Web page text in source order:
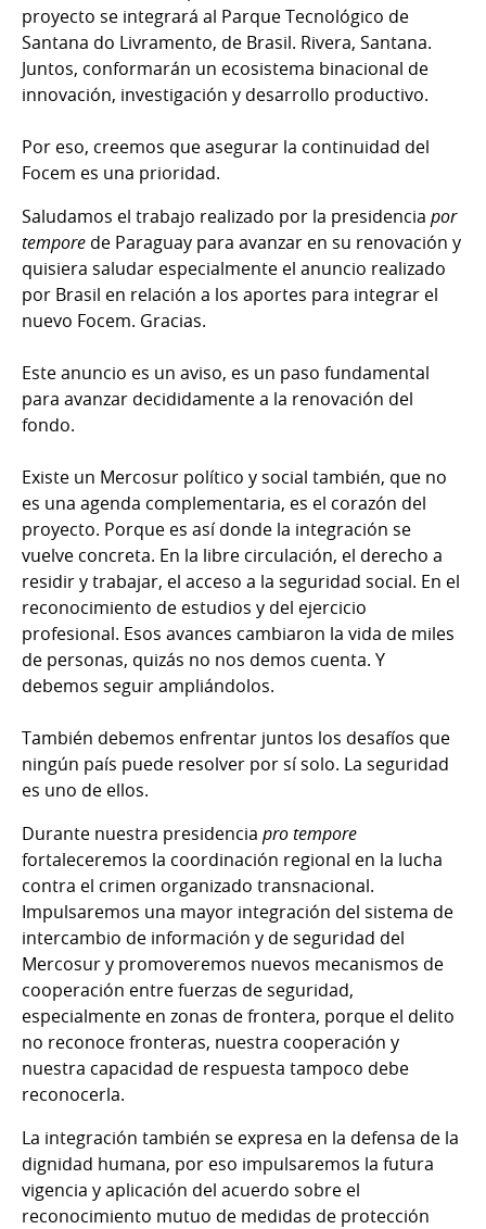
proyecto se integrará al Parque Tecnológico de
Santana do Livramento, de Brasil. Rivera, Santana.
Juntos, conformarán un ecosistema binacional de
innovación, investigación y desarrollo productivo.
Por eso, creemos que asegurar la continuidad del
Focem es una prioridad.
Saludamos el trabajo realizado por la presidencia por
tempore de Paraguay para avanzar en su renovación y
quisiera saludar especialmente el anuncio realizado
por Brasil en relación a los aportes para integrar el
nuevo Focem. Gracias.
Este anuncio es un aviso, es un paso fundamental
para avanzar decididamente a la renovación del
fondo.
Existe un Mercosur político y social también, que no
es una agenda complementaria, es el corazón del
proyecto. Porque es así donde la integración se
vuelve concreta. En la libre circulación, el derecho a
residir y trabajar, el acceso a la seguridad social. En el
reconocimiento de estudios y del ejercicio
profesional. Esos avances cambiaron la vida de miles
de personas, quizás no nos demos cuenta. Y
debemos seguir ampliándolos.
También debemos enfrentar juntos los desafíos que
ningún país puede resolver por sí solo. La seguridad
es uno de ellos.
Durante nuestra presidencia pro tempore
fortaleceremos la coordinación regional en la lucha
contra el crimen organizado transnacional.
Impulsaremos una mayor integración del sistema de
intercambio de información y de seguridad del
Mercosur y promoveremos nuevos mecanismos de
cooperación entre fuerzas de seguridad,
especialmente en zonas de frontera, porque el delito
no reconoce fronteras, nuestra cooperación y
nuestra capacidad de respuesta tampoco debe
reconocerla.
La integración también se expresa en la defensa de la
dignidad humana, por eso impulsaremos la futura
vigencia y aplicación del acuerdo sobre el
reconocimiento mutuo de medidas de protección